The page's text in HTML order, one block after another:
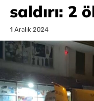
saldırı: 2
1 Aralık 2024